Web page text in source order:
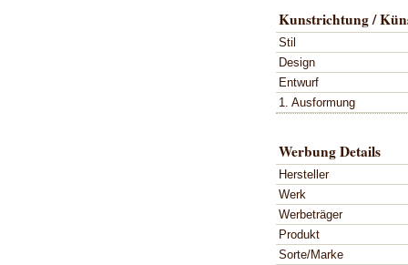
Kunstrichtung /
Stil
Design
Entwurf
1. Ausformung
Werbung Details
Hersteller
Werk
Werbeträger
Produkt
Sorte/Marke